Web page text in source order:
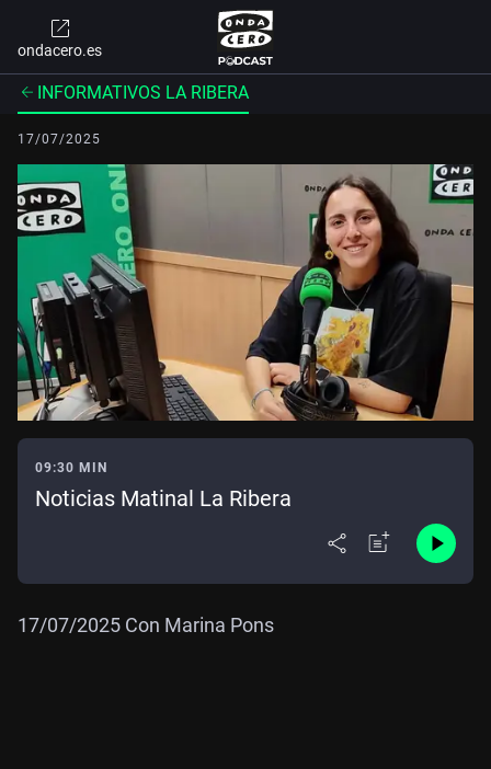
ondacero.es
INFORMATIVOS LA RIBERA
17/07/2025
09:30 MIN
Noticias Matinal La Ribera
17/07/2025 Con Marina Pons